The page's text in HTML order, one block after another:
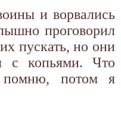
и ворвались
проговорил
пускать, но они
с копьями. Что
потом я